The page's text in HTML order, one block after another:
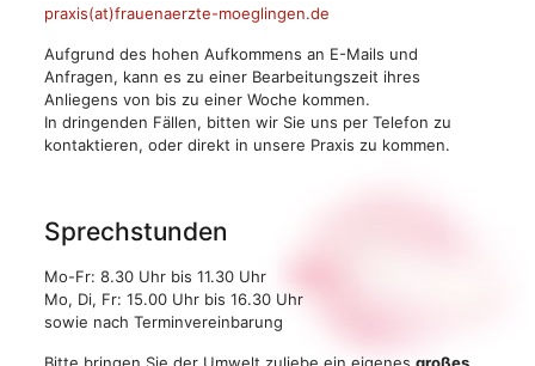
praxis(at)frauenaerzte-moeglingen.de
Aufgrund des hohen Aufkommens an E-Mails und
Anfragen, kann es zu einer Bearbeitungszeit ihres
Anliegens von bis zu einer Woche kommen.
In dringenden Fällen, bitten wir Sie uns per Telefon zu
kontaktieren, oder direkt in unsere Praxis zu kommen.
Sprechstunden
Mo-Fr: 8.30 Uhr bis 11.30 Uhr
Mo, Di, Fr: 15.00 Uhr bis 16.30 Uhr
sowie nach Terminvereinbarung